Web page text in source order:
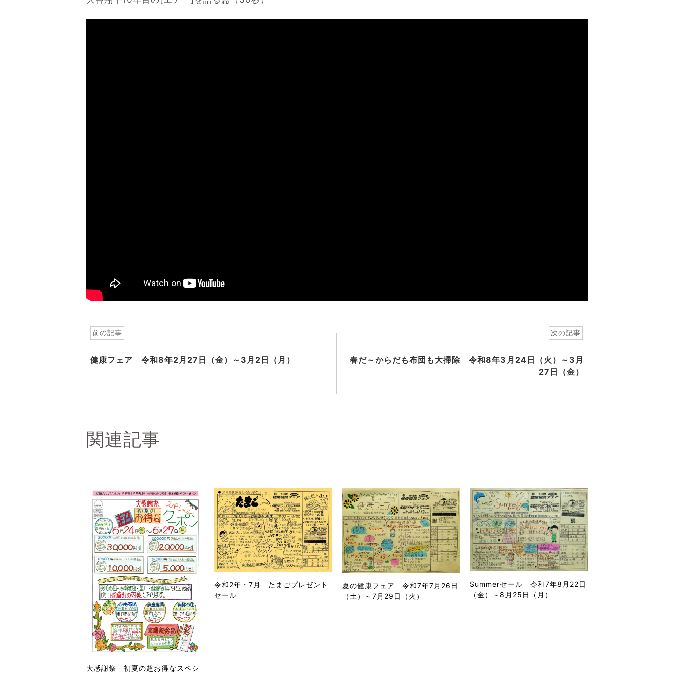
前の記事
健康フェア 令和8年2月27日（金）～3月2日（月）
次の記事
春だ～からだも布団も大掃除 令和8年3月24日（火）～3月
27日（金）
関連記事
大感謝祭 初夏の超お得なスペシ
令和2年・7月 たまごプレゼント
セール
夏の健康フェア 令和7年7月26日
（土）～7月29日（火）
Summerセール 令和7年8月22日
（金）～8月25日（月）